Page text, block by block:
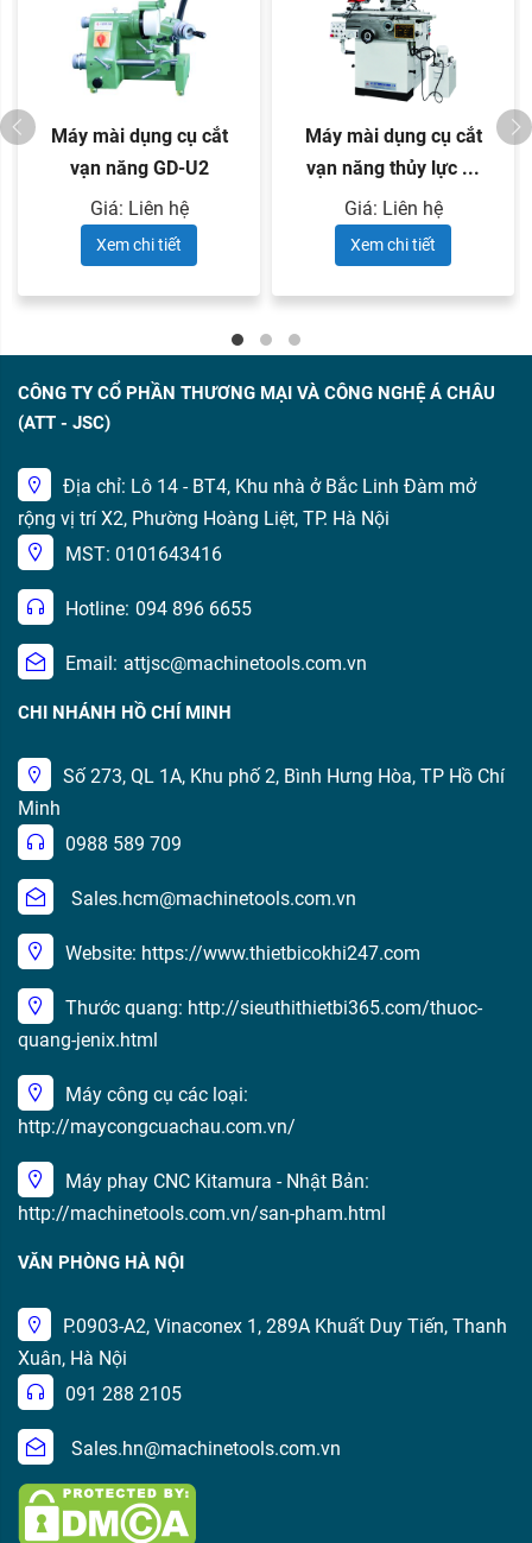
Máy mài dụng cụ cắt
vạn năng GD-U2
Giá: Liên hệ
Xem chi tiết
Máy mài dụng cụ cắt
vạn năng thủy lực ...
Giá: Liên hệ
Xem chi tiết
CÔNG TY CỔ PHẦN THƯƠNG MẠI VÀ CÔNG NGHỆ Á CHÂU
(ATT - JSC)
Địa chỉ: Lô 14 - BT4, Khu nhà ở Bắc Linh Đàm mở
rộng vị trí X2, Phường Hoàng Liệt, TP. Hà Nội
MST: 0101643416
Hotline: 094 896 6655
Email: attjsc@machinetools.com.vn
CHI NHÁNH HỒ CHÍ MINH
Số 273, QL 1A, Khu phố 2, Bình Hưng Hòa, TP Hồ Chí
Minh
0988 589 709
Sales.hcm@machinetools.com.vn
Website: https://www.thietbicokhi247.com
Thước quang: http://sieuthithietbi365.com/thuoc-
quang-jenix.html
Máy công cụ các loại:
http://maycongcuachau.com.vn/
Máy phay CNC Kitamura - Nhật Bản:
http://machinetools.com.vn/san-pham.html
VĂN PHÒNG HÀ NỘI
P.0903-A2, Vinaconex 1, 289A Khuất Duy Tiến, Thanh
Xuân, Hà Nội
091 288 2105
Sales.hn@machinetools.com.vn